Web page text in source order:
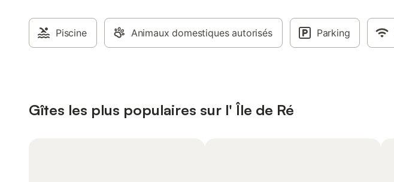
Piscine Animaux domestiques autorisés Parking
Gîtes les plus populaires sur l' Île de Ré